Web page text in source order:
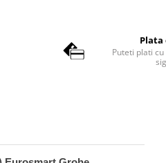
Plata
Puteti plati